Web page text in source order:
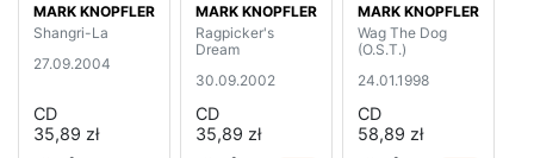
MARK KNOPFLER
Shangri-La
27.09.2004
CD
35,89 zł
MARK KNOPFLER
Ragpicker's
Dream
30.09.2002
CD
35,89 zł
MARK KNOPFLER
Wag The Dog
(O.S.T.)
24.01.1998
CD
58,89 zł